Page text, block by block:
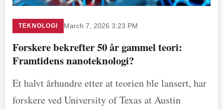
TEKNOLOGI March 7, 2026 3:23 PM
Forskere bekrefter 50 år gammel teori:
Framtidens nanoteknologi?
Et halvt århundre etter at teorien ble lansert, har
forskere ved University of Texas at Austin